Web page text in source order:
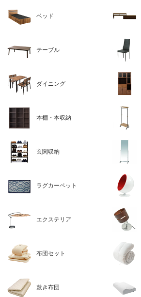
ベッド
テーブル
ダイニング
本棚・本収納
玄関収納
ラグカーペット
エクステリア
布団セット
敷き布団